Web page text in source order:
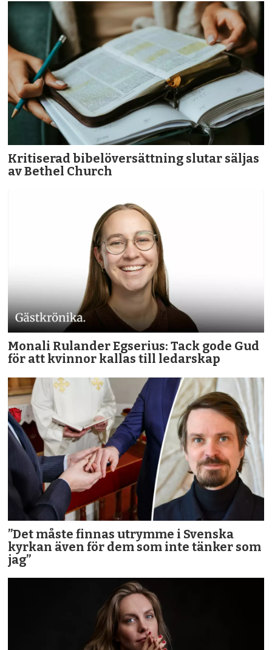
Kritiserad bibelöversättning slutar säljas
av Bethel Church
Monali Rulander Egserius: Tack gode Gud
för att kvinnor kallas till ledarskap
”Det måste finnas utrymme i Svenska
kyrkan även för dem som inte tänker som
jag”